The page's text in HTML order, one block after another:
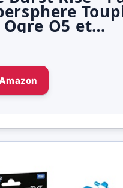
O5 et